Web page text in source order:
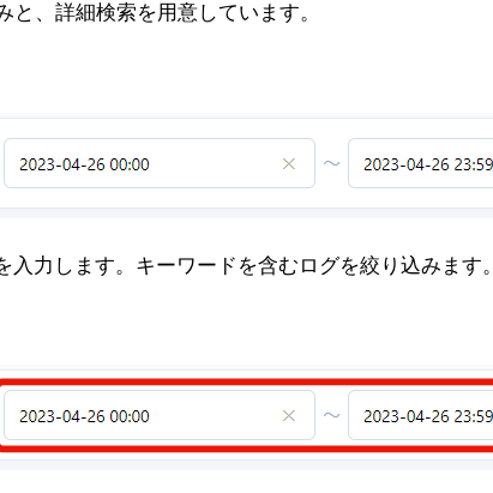
、詳細検索を用意しています。
力します。キーワードを含むログを絞り込みます。